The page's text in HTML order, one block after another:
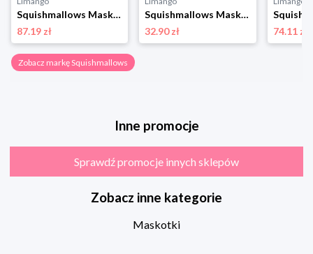
Squishmallows Maskotka "Mondy - Hot Pink And White Sea Cow" - 3+ rozmiar: onesize
87.19 zł
Squishmallows Maskotka "Spidey and His Amazing Friends" - 3+ (produkt niespodzianka) rozmiar: onesize
32.90 zł
74.11 zł
Zobacz markę Squishmallows
Inne promocje
Sprawdź promocje innych sklepów
Zobacz inne kategorie
Maskotki